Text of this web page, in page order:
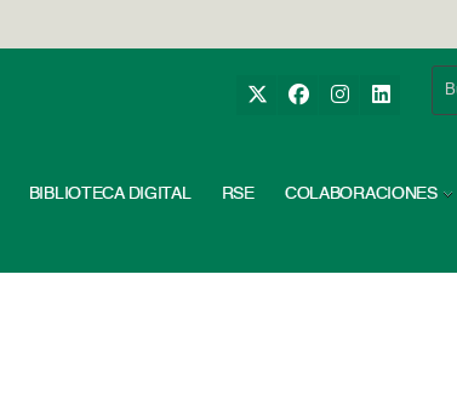
BIBLIOTECA DIGITAL RSE COLABORACIONES